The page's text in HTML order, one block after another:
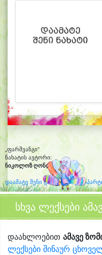
„ფარშვანგი“
ნახატის ავტორი:
ნიკოლოზ ღონღაძე(10)
დაამატე შენი დახატული
სხვა ლექსები
დაახლოებით ამავე
ლექსები შინაურ